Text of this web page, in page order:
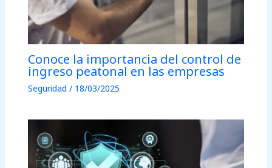
Conoce la importancia del control de
ingreso peatonal en las empresas
Seguridad / 18/03/2025